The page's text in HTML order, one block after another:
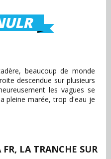
beaucoup de monde
descendue sur plusieurs
les vagues se
pleine marée, trop d'eau je
FR, LA TRANCHE SUR